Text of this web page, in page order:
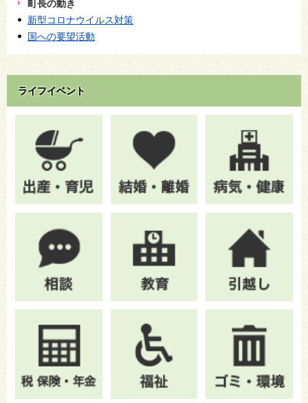
町長の動き
新型コロナウイルス対策
国への要望活動
ライフイベント